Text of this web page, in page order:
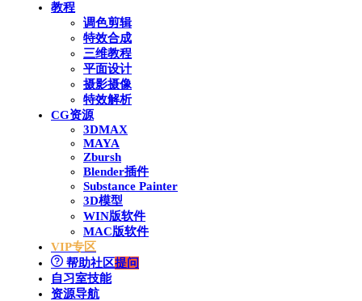
教程
调色剪辑
特效合成
三维教程
平面设计
摄影摄像
特效解析
CG资源
3DMAX
MAYA
Zbursh
Blender插件
Substance Painter
3D模型
WIN版软件
MAC版软件
VIP专区
帮助社区提问
自习室技能
资源导航